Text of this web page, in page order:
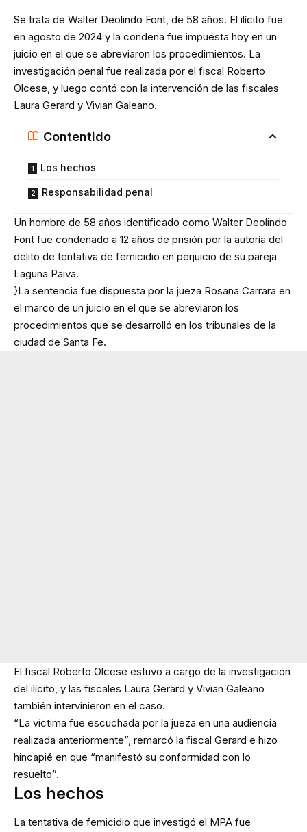
Se trata de Walter Deolindo Font, de 58 años. El ilícito fue
en agosto de 2024 y la condena fue impuesta hoy en un
juicio en el que se abreviaron los procedimientos. La
investigación penal fue realizada por el fiscal Roberto
Olcese, y luego contó con la intervención de las fiscales
Laura Gerard y Vivian Galeano.
Contentido
Los hechos
Responsabilidad penal
Un hombre de 58 años identificado como Walter Deolindo
Font fue condenado a 12 años de prisión por la autoría del
delito de tentativa de femicidio en perjuicio de su pareja
Laguna Paiva.
}La sentencia fue dispuesta por la jueza Rosana Carrara en
el marco de un juicio en el que se abreviaron los
procedimientos que se desarrolló en los tribunales de la
ciudad de Santa Fe.
El fiscal Roberto Olcese estuvo a cargo de la investigación
del ilícito, y las fiscales Laura Gerard y Vivian Galeano
también intervinieron en el caso.
“La víctima fue escuchada por la jueza en una audiencia
realizada anteriormente”, remarcó la fiscal Gerard e hizo
hincapié en que “manifestó su conformidad con lo
resuelto”.
Los hechos
La tentativa de femicidio que investigó el MPA fue